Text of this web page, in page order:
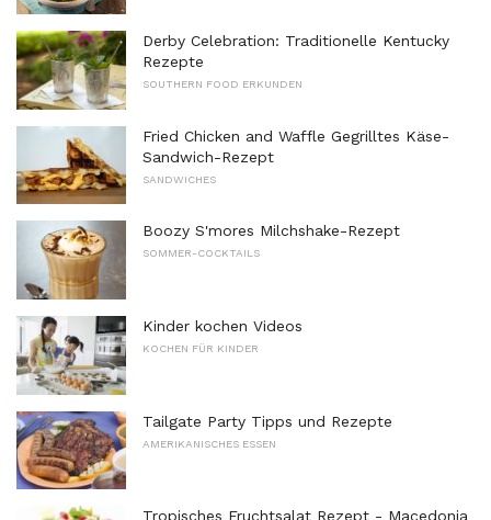
Derby Celebration: Traditionelle Kentucky
Rezepte
SOUTHERN FOOD ERKUNDEN
Fried Chicken and Waffle Gegrilltes Käse-
Sandwich-Rezept
SANDWICHES
Boozy S'mores Milchshake-Rezept
SOMMER-COCKTAILS
Kinder kochen Videos
KOCHEN FÜR KINDER
Tailgate Party Tipps und Rezepte
AMERIKANISCHES ESSEN
Tropisches Fruchtsalat Rezept - Macedonia